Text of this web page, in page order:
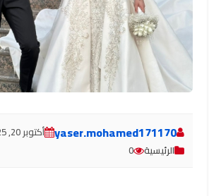
yaser.mohamed171170 أكتوبر 20, 2025
الرئيسية
0